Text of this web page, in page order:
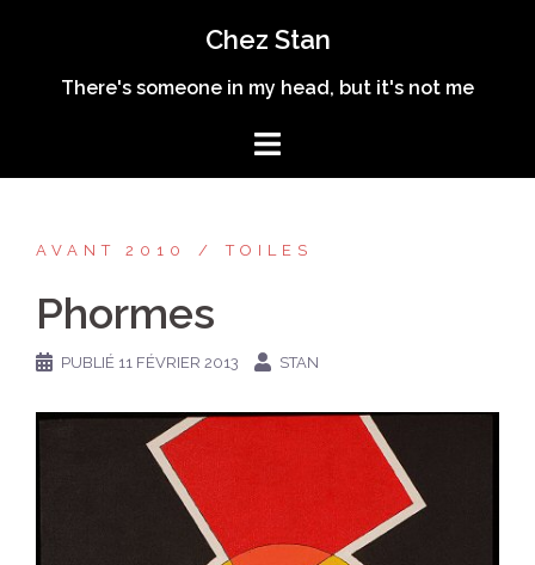
contenu
Chez Stan
There's someone in my head, but it's not me
AVANT 2010 TOILES
Phormes
PUBLIÉ 11 FÉVRIER 2013 STAN